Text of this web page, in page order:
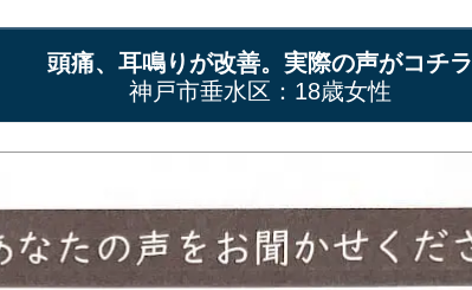
頭痛、耳鳴りが改善。実際の声がコチラ
神戸市垂水区：18歳女性